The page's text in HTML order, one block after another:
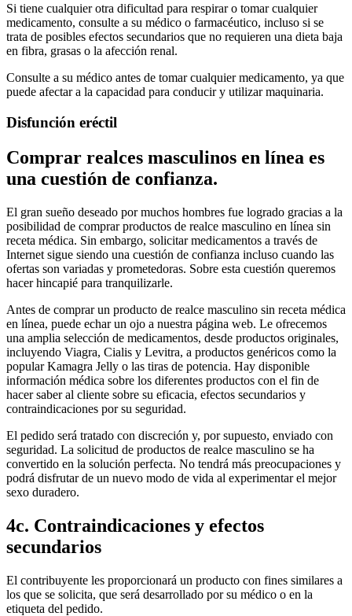
Si tiene cualquier otra dificultad para respirar o tomar cualquier
medicamento, consulte a su médico o farmacéutico, incluso si se
trata de posibles efectos secundarios que no requieren una dieta baja
en fibra, grasas o la afección renal.
Consulte a su médico antes de tomar cualquier medicamento, ya que
puede afectar a la capacidad para conducir y utilizar maquinaria.
Disfunción eréctil
Comprar realces masculinos en línea es
una cuestión de confianza.
El gran sueño deseado por muchos hombres fue logrado gracias a la
posibilidad de comprar productos de realce masculino en línea sin
receta médica. Sin embargo, solicitar medicamentos a través de
Internet sigue siendo una cuestión de confianza incluso cuando las
ofertas son variadas y prometedoras. Sobre esta cuestión queremos
hacer hincapié para tranquilizarle.
Antes de comprar un producto de realce masculino sin receta médica
en línea, puede echar un ojo a nuestra página web. Le ofrecemos
una amplia selección de medicamentos, desde productos originales,
incluyendo Viagra, Cialis y Levitra, a productos genéricos como la
popular Kamagra Jelly o las tiras de potencia. Hay disponible
información médica sobre los diferentes productos con el fin de
hacer saber al cliente sobre su eficacia, efectos secundarios y
contraindicaciones por su seguridad.
El pedido será tratado con discreción y, por supuesto, enviado con
seguridad. La solicitud de productos de realce masculino se ha
convertido en la solución perfecta. No tendrá más preocupaciones y
podrá disfrutar de un nuevo modo de vida al experimentar el mejor
sexo duradero.
4c. Contraindicaciones y efectos
secundarios
El contribuyente les proporcionará un producto con fines similares a
los que se solicita, que será desarrollado por su médico o en la
etiqueta del pedido.